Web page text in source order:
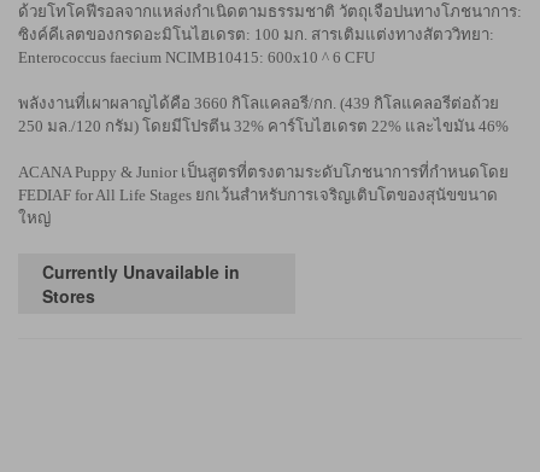
ด้วยโทโคฟีรอลจากแหล่งกำเนิดตามธรรมชาติ วัตถุเจือปนทางโภชนาการ:
ซิงค์คีเลตของกรดอะมิโนไฮเดรต: 100 มก. สารเติมแต่งทางสัตววิทยา:
Enterococcus faecium NCIMB10415: 600x10 ^ 6 CFU
พลังงานที่เผาผลาญได้คือ 3660 กิโลแคลอรี/กก. (439 กิโลแคลอรีต่อถ้วย
250 มล./120 กรัม) โดยมีโปรตีน 32% คาร์โบไฮเดรต 22% และไขมัน 46%
ACANA Puppy & Junior เป็นสูตรที่ตรงตามระดับโภชนาการที่กำหนดโดย
FEDIAF for All Life Stages ยกเว้นสำหรับการเจริญเติบโตของสุนัขขนาด
ใหญ่
Currently Unavailable in
Stores